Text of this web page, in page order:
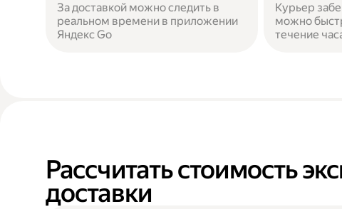
За доставкой можно следить в
реальном времени в приложении
Яндекс Go
Курьер
можно
течение
Рассчитать стоимость
доставки